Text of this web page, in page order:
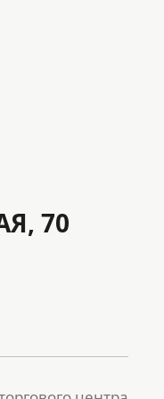
70